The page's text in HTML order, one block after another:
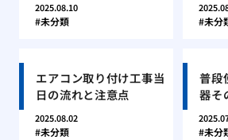
2025.08.10
未分類 未分
エアコン取り付け工事当
日の流れと注意点
2025.08.02
未分類
普段
器そ
未分